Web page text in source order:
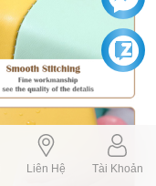
Liên Hệ Tài Khoản